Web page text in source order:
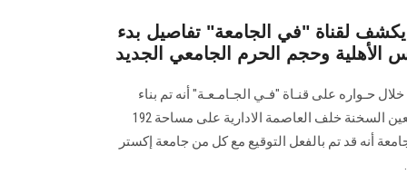
لقناة "في الجامعة" تفاصيل بدء
الأهلية وحجم الحرم الجامعي الجديد
حـواره على قنـاة "فـي الجـامـعـة" أنه تم بناء
جامعة عين شمس الأهلية بطريق العين السخنة خلف العاصمة الادارية على مساحة 192
الجامعة أنه قد تم بالفعل التوقيع مع كل من جامعة إكستر